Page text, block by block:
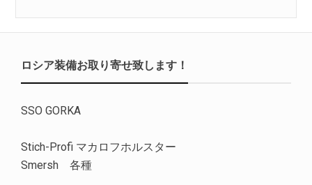
ロシア装備お取り寄せ致します！
SSO GORKA
Stich-Profi マカロフホルスター
Smersh 各種